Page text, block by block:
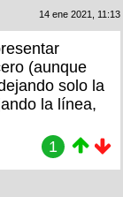
14 ene 2021, 11:13
(aunque
solo la
la línea,
1